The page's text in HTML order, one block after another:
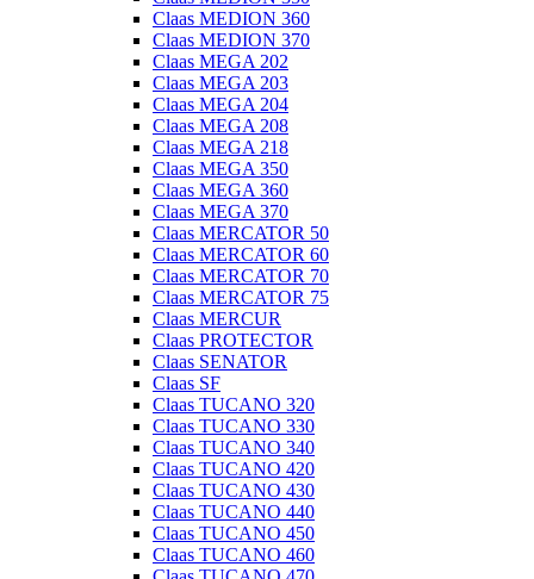
Claas MEDION 360
Claas MEDION 370
Claas MEGA 202
Claas MEGA 203
Claas MEGA 204
Claas MEGA 208
Claas MEGA 218
Claas MEGA 350
Claas MEGA 360
Claas MEGA 370
Claas MERCATOR 50
Claas MERCATOR 60
Claas MERCATOR 70
Claas MERCATOR 75
Claas MERCUR
Claas PROTECTOR
Claas SENATOR
Claas SF
Claas TUCANO 320
Claas TUCANO 330
Claas TUCANO 340
Claas TUCANO 420
Claas TUCANO 430
Claas TUCANO 440
Claas TUCANO 450
Claas TUCANO 460